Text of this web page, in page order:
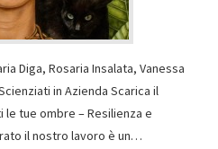
Diga, Rosaria Insalata, Vanessa
in Azienda Scarica il
tue ombre – Resilienza e
il nostro lavoro è un…